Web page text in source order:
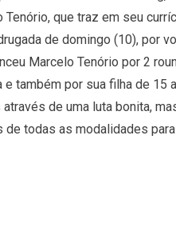
Tenório, que traz em seu
de domingo (10), por
Marcelo Tenório por 2
e também por sua filha de
de uma luta bonita,
todas as modalidades